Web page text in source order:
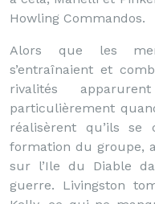
Howling Commandos.
Alors que les
s’entraînaient et
rivalités
particulièrement
réalisèrent qu’ils se
formation du groupe,
sur l’Ile du Diable
guerre. Livingston